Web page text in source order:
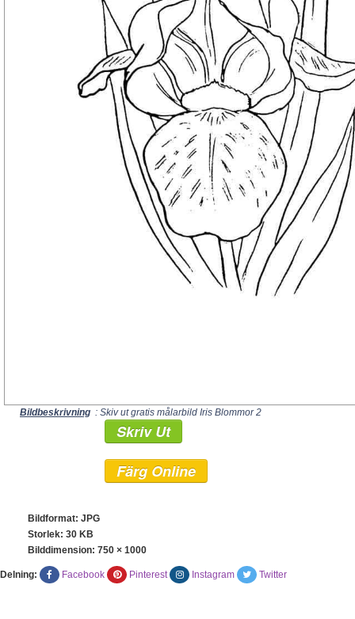
Bildbeskrivning : Skiv ut gratis målarbild Iris Blommor 2
Skriv Ut
Färg Online
Bildformat: JPG
Storlek: 30 KB
Bilddimension: 750 × 1000
Delning: Facebook Pinterest Instagram Twitter